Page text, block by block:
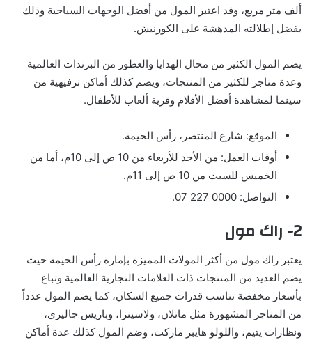
ألف متر مربع، وقد اعتبر المول من أفضل الوجهات السياحية وذلك
بفضل إطلالته المدهشة على الكورنيش.
يضم المول الكثير من محال الهدايا والعطور من البرندات العالمية
وعدة متاجر للكثير من المنتجات، ويضم كذلك أماكن ترفيهية من
سينما لمشاهدة أفضل الأفلام وقرية ألعاب للأطفال.
الموقع: شارع المنتصر، رأس الخيمة.
أوقات العمل: من الأحد للأربعاء من 10 ص إلى 10م، أما من
الخميس للسبت من 10 ص إلى 11م.
التواصل: 0000 227 07.
2- راك مول
يعتبر راك مول من أكثر المولات المميزة بإمارة رأس الخيمة حيث
يضم العديد من المنتجات ذات العلامات التجارية العالمية وتباع
بأسعار مخفضة تناسب قدرات جميع السكان، كما يضم المول عدداً
من المتاجر المشهورة مثل ماتلان، ولاسينزا، وباريس جاليري،
ونظارات يتيم، واللولو هايبر ماركت، وضم المول كذلك عدة أماكن